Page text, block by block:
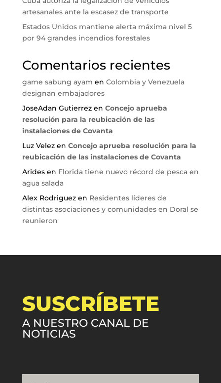
artesanales ante la escasez de transporte
Estados Unidos mantiene alerta máxima nivel 5
por 94 grandes incendios forestales
Comentarios recientes
game sabung ayam en Colombia y Venezuela
designan embajadores
JoseAdan Gutierrezen Concejo aprueba
resolución para la reubicación de las
instalaciones de Covanta
Luz Velezen Concejo aprueba resolución para la
reubicación de las instalaciones de Covanta
Aridesen Florida tiene nuevo récord de pesca en
agua salada
Alex Rodriguezen Residentes líderes de
distintas asociaciones y comunidades en Doral se
reunieron
SUSCRÍBETE
A NUESTRO CANAL DE
NOTICIAS